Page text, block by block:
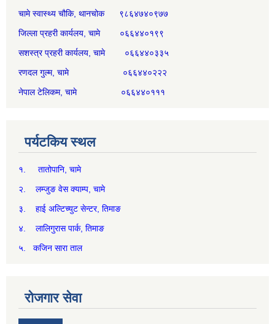
चामे स्वास्थ्य चौकि, थानचोक ९८६४७४०९७७
जिल्ला प्रहरी कार्यलय, चामे ०६६४४०१९९
सशस्त्र प्रहरी कार्यलय, चामे ०६६४४०३३५
रणदल गुल्म, चामे ०६६४४०२२२
नेपाल टेलिकम, चामे ०६६४४०१११
पर्यटकिय स्थल
१. तातोपानि, चामे
२. लम्जुङ वेस क्याम्प, चामे
३. हाई अल्टिच्युट सेन्टर, तिमाङ
४. लालिगुरास पार्क, तिमाङ
५. कजिन सारा ताल
रोजगार सेवा